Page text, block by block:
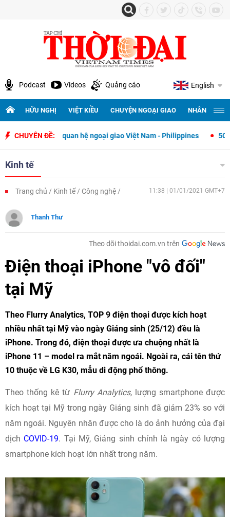
Podcast Videos Quảng cáo English
HỮU NGHỊ VIỆT KIỀU CHUYỆN NGOẠI GIAO NHÂN
CHUYÊN ĐỀ:
thiết lập quan hệ ngoại giao Việt Nam - Philippines 500 ngày
Kinh tế
Trang chủ Kinh tế Công nghệ 11:38 | 01/01/2021 GMT+7
Thanh Thư
Theo dõi thoidai.com.vn trên
Điện thoại iPhone "vô đối"
tại Mỹ
Theo Flurry Analytics, TOP 9 điện thoại được kích hoạt
nhiều nhất tại Mỹ vào ngày Giáng sinh (25/12) đều là
iPhone. Trong đó, điện thoại được ưa chuộng nhất là
iPhone 11 – model ra mắt năm ngoái. Ngoài ra, cái tên thứ
10 thuộc về LG K30, mẫu di động phổ thông.
Theo thống kê từ Flurry Analytics,lượng smartphone được
kích hoạt tại Mỹ trong ngày Giáng sinh đã giảm 23% so với
năm ngoái. Nguyên nhân được cho là do ảnh hưởng của đại
dịch COVID-19. Tại Mỹ, Giáng sinh chính là ngày có lượng
smartphone kích hoạt lớn nhất trong năm.